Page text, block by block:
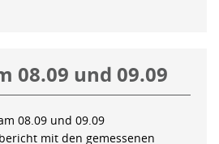
08.09 und 09.09
08.09 und 09.09
mit den gemessenen